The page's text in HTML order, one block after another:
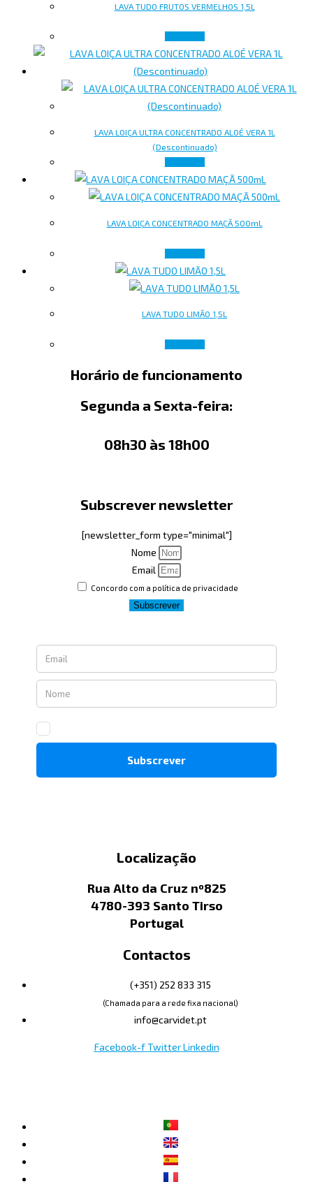
LAVA TUDO FRUTOS VERMELHOS 1,5L
LAVA LOIÇA ULTRA CONCENTRADO ALOÉ VERA 1L
(Descontinuado)
LAVA LOIÇA CONCENTRADO MAÇÃ 500mL
LAVA TUDO LIMÃO 1,5L
Horário de funcionamento
Segunda a Sexta-feira:
08h30 às 18h00
Subscrever newsletter
[newsletter_form type="minimal"]
Nome
Email
Concordo com a política de privacidade
Subscrever
Localização
Rua Alto da Cruz nº825
4780-393 Santo Tirso
Portugal
Contactos
(+351) 252 833 315
(Chamada para a rede fixa nacional)
info@carvidet.pt
Facebook-f Twitter Linkedin